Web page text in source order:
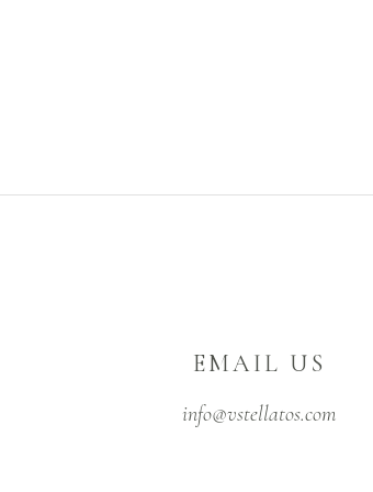
EMAIL US
info@vstellatos.com